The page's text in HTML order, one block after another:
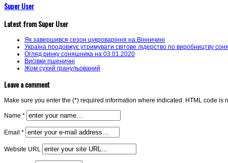
Super User
Latest from Super User
Як завершився сезон цукроваріння на Вінничині
Україна продовжує утримувати світове лідерство по виробництву
Огляд ринку соняшника на 03.01.2020
Висівки пшеничні
Жом сухий гранульований
Leave a comment
Make sure you enter the (*) required information where indicated. HTML code is
Name *
Email *
Website URL